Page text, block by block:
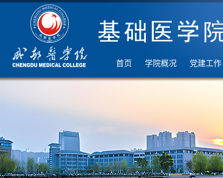
首页 学院概况 党建工作